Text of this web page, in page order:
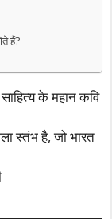
हैं?
के महान कवि
स्तंभ है, जो भारत